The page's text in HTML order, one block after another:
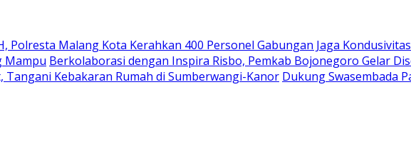
Polresta Malang Kota Kerahkan 400 Personel Gabungan Jaga Kondusivitas
Mampu Berkolaborasi dengan Inspira Risbo, Pemkab Bojonegoro Gelar
Kebakaran Rumah di Sumberwangi-Kanor Dukung Swasembada